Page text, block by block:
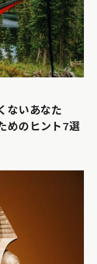
ないあなた
めのヒント7選